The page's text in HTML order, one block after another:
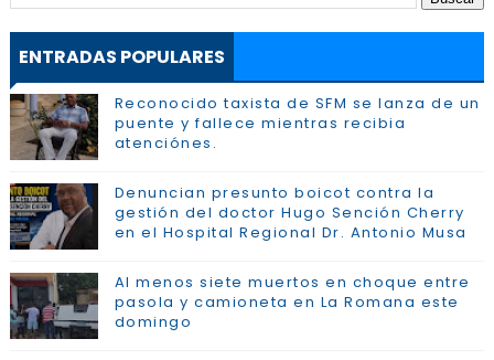
ENTRADAS POPULARES
Reconocido taxista de SFM se lanza de un
puente y fallece mientras recibia
atenciónes.
Denuncian presunto boicot contra la
gestión del doctor Hugo Sención Cherry
en el Hospital Regional Dr. Antonio Musa
Al menos siete muertos en choque entre
pasola y camioneta en La Romana este
domingo